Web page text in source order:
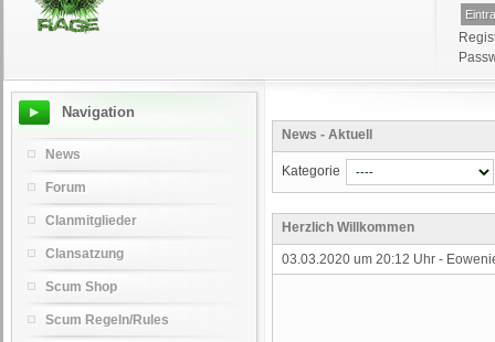
News - Aktuell
Kategorie
Herzlich Willkommen
03.03.2020 um 20:12 Uhr -
Navigation
News
Forum
Clanmitglieder
Clansatzung
Scum Shop
Scum Regeln/Rules